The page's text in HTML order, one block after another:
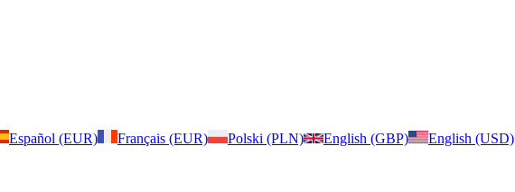
Español (EUR) Français (EUR) Polski (PLN) English (GBP)
English (USD)